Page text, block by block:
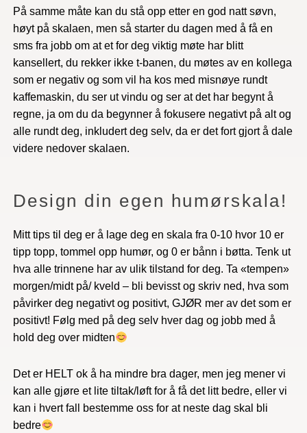
På samme måte kan du stå opp etter en god natt søvn,
høyt på skalaen, men så starter du dagen med å få en
sms fra jobb om at et for deg viktig møte har blitt
kansellert, du rekker ikke t-banen, du møtes av en kollega
som er negativ og som vil ha kos med misnøye rundt
kaffemaskin, du ser ut vindu og ser at det har begynt å
regne, ja om du da begynner å fokusere negativt på alt og
alle rundt deg, inkludert deg selv, da er det fort gjort å dale
videre nedover skalaen.
Design din egen humørskala!
Mitt tips til deg er å lage deg en skala fra 0-10 hvor 10 er
tipp topp, tommel opp humør, og 0 er bånn i bøtta. Tenk ut
hva alle trinnene har av ulik tilstand for deg. Ta «tempen»
morgen/midt på/ kveld – bli bevisst og skriv ned, hva som
påvirker deg negativt og positivt, GJØR mer av det som er
positivt! Følg med på deg selv hver dag og jobb med å
hold deg over midten
Det er HELT ok å ha mindre bra dager, men jeg mener vi
kan alle gjøre et lite tiltak/løft for å få det litt bedre, eller vi
kan i hvert fall bestemme oss for at neste dag skal bli
bedre